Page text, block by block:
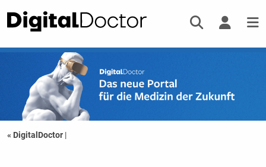
« DigitalDoctor |